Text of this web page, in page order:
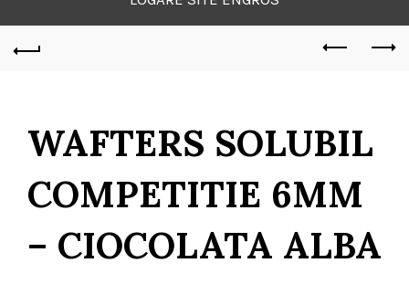
WAFTERS SOLUBIL
COMPETITIE 6MM
– CIOCOLATA ALBA